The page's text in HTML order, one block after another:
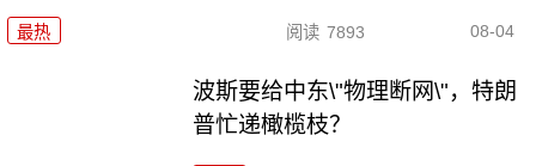
最热 阅读 7893 08-04
波斯要给中东\"物理断网\"，特朗
普忙递橄榄枝？